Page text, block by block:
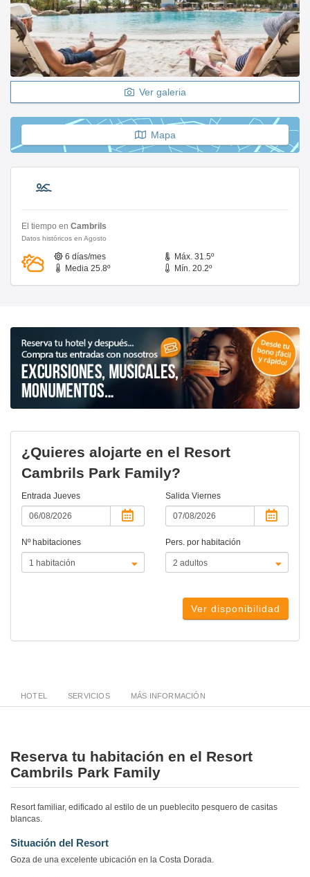
Ver galeria
Mapa
El tiempo en Cambrils
Datos históricos en Agosto
6 días/mes
Máx. 31.5º
Media 25.8º
Mín. 20.2º
¿Quieres alojarte en el Resort
Cambrils Park Family?
Entrada Jueves Salida Viernes
Nº habitaciones Pers. por habitación
Ver disponibilidad
HOTEL SERVICIOS MÁS INFORMACIÓN
Reserva tu habitación en el Resort
Cambrils Park Family
Resort familiar, edificado al estilo de un pueblecito pesquero de casitas
blancas.
Situación del Resort
Goza de una excelente ubicación en la Costa Dorada.